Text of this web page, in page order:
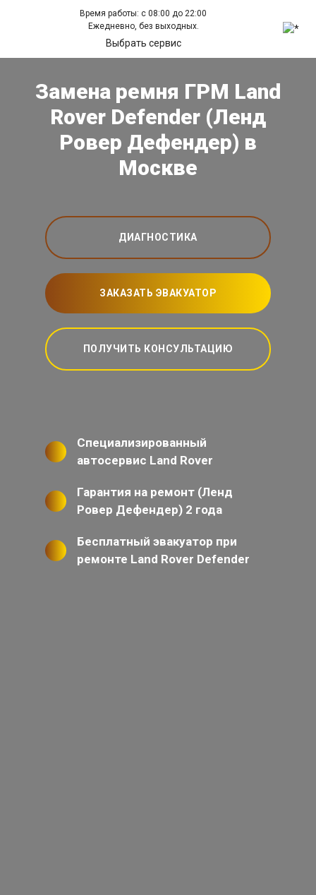
Время работы: с 08:00 до 22:00
Ежедневно, без выходных.
Выбрать сервис
Замена ремня ГРМ Land
Rover Defender (Ленд
Ровер Дефендер) в
Москве
ДИАГНОСТИКА
ЗАКАЗАТЬ ЭВАКУАТОР
ПОЛУЧИТЬ КОНСУЛЬТАЦИЮ
Специализированный
автосервис Land Rover
Гарантия на ремонт (Ленд
Ровер Дефендер) 2 года
Бесплатный эвакуатор при
ремонте Land Rover Defender